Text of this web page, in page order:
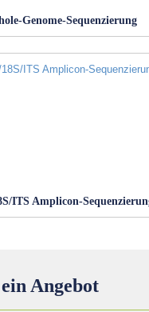
Genome-Sequenzierung
ITS Amplicon-
Angebot